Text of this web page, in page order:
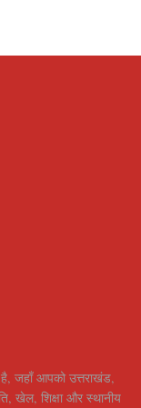
जहाँ आपको उत्तराखंड,
खेल, शिक्षा और स्थानीय